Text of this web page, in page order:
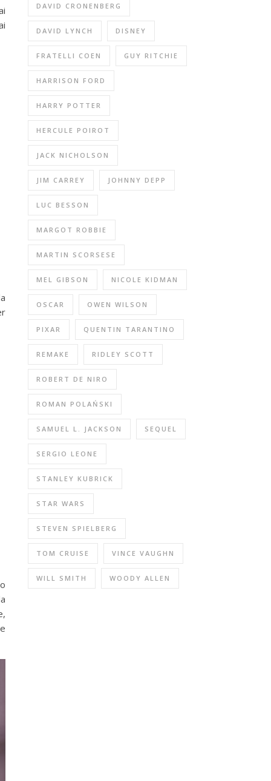
DAVID CRONENBERG
DAVID LYNCH DISNEY
FRATELLI COEN GUY RITCHIE
HARRISON FORD
HARRY POTTER
HERCULE POIROT
JACK NICHOLSON
JIM CARREY JOHNNY DEPP
LUC BESSON
MARGOT ROBBIE
MARTIN SCORSESE
MEL GIBSON NICOLE KIDMAN
OSCAR OWEN WILSON
PIXAR QUENTIN TARANTINO
REMAKE RIDLEY SCOTT
ROBERT DE NIRO
ROMAN POLAŃSKI
SAMUEL L. JACKSON SEQUEL
SERGIO LEONE
STANLEY KUBRICK
STAR WARS
STEVEN SPIELBERG
TOM CRUISE VINCE VAUGHN
WILL SMITH WOODY ALLEN